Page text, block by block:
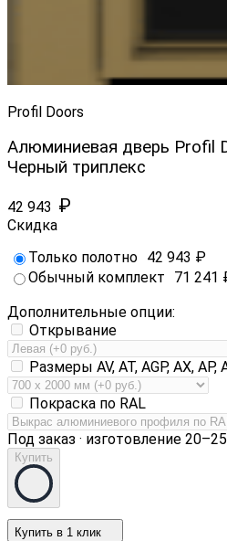
Profil Doors
Алюминиевая дверь Profil
Черный триплекс
42 943 ₽
Скидка
Только полотно 42 943 ₽
Обычный комплект
71 241
Дополнительные опции:
Открывание
Размеры AV, AT, AGP, AX, AP,
Покраска по RAL
Под заказ · изготовление
Купить
Купить в 1 клик